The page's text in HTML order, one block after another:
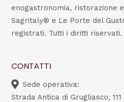
enogastronomia, ristorazione
Sagritaly® e Le Porte del
registrati. Tutti i diritti riservati.
CONTATTI
Sede operativa:
Strada Antica di Grugliasco, 111